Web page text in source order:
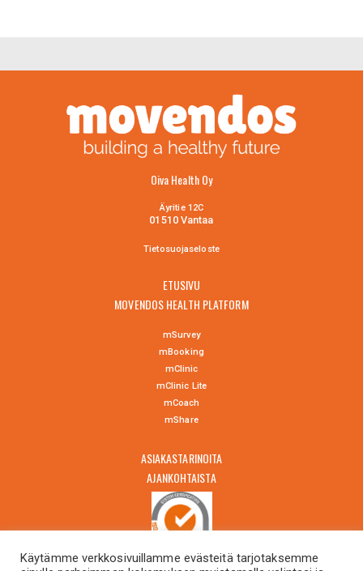
Oiva Health Oy
Äyritie 12C
01510 Vantaa
Tietosuojaselo ste
ETUSIVU
MOVENDOS HEALTH PLATFORM
mSurvey
mBooking
mClinic
mClinic Lite
mCoach
mShare
ASIAKASTARINOITA
AJANKOHTAISTA
Käytämme verkkosivuillamme evästeitä tarjotaksemme